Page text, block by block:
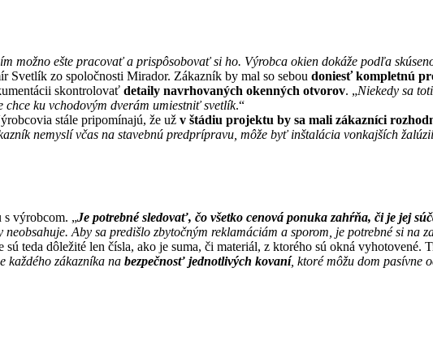
možno ešte pracovať a prispôsobovať si ho. Výrobca okien dokáže podľa
Svetlík zo spoločnosti Mirador. Zákazník by mal so sebou doniesť kompletnú
skontrolovať detaily navrhovaných okenných otvorov. „Niekedy sa
chce ku vchodovým dverám umiestniť svetlík.“
stále pripomínajú, že už v štádiu projektu by sa mali zákazníci
nemyslí včas na stavebnú predprípravu, môže byť inštalácia vonkajších
s výrobcom. „Je potrebné sledovať, čo všetko cenová ponuka zahŕňa, či je jej
Aby sa predišlo zbytočným reklamáciám a sporom, je potrebné si na
sú teda dôležité len čísla, ako je suma, či materiál, z ktorého sú okná vyhotovené.
každého zákazníka na bezpečnosť jednotlivých kovaní, ktoré môžu dom pasívne